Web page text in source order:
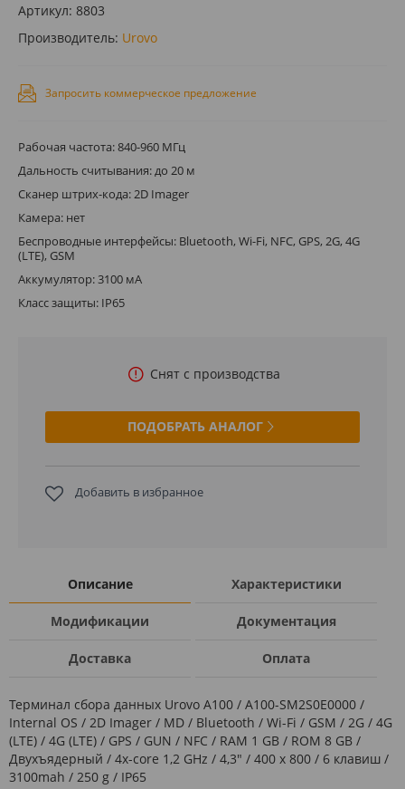
Артикул: 8803
Производитель: Urovo
Запросить коммерческое предложение
Рабочая частота: 840-960 МГц
Дальность считывания: до 20 м
Сканер штрих-кода: 2D Imager
Камера: нет
Беспроводные интерфейсы: Bluetooth, Wi-Fi, NFC, GPS, 2G, 4G
(LTE), GSM
Аккумулятор: 3100 мА
Класс защиты: IP65
Снят с производства
ПОДОБРАТЬ АНАЛОГ
Добавить в избранное
Описание Характеристики
Модификации Документация
Доставка Оплата
Терминал сбора данных Urovo A100 / A100-SM2S0E0000 /
Internal OS / 2D Imager / MD / Bluetooth / Wi-Fi / GSM / 2G / 4G
(LTE) / 4G (LTE) / GPS / GUN / NFC / RAM 1 GB / ROM 8 GB /
Двухъядерный / 4x-core 1,2 GHz / 4,3" / 400 x 800 / 6 клавиш /
3100mah / 250 g / IP65